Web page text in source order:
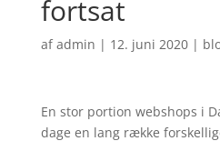
fortsat
afadmin | 12. juni 2020|
En stor portion webshops i
dage en lang række